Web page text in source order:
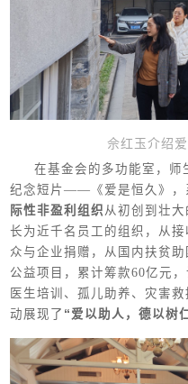
佘红玉介绍
在基金会的多功能室，师
纪念短片——《爱是恒久》，
际性非盈利组织 从初创到壮
长为近千名员工的组织，从
众与企业捐赠，从国内扶贫
公益项目，累计筹款60亿元
医生培训、孤儿助养、灾害
动展现了 “爱以助人，德以树